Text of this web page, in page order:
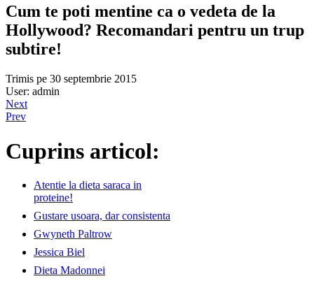
Cum te poti mentine ca o vedeta de la
Hollywood? Recomandari pentru un trup
subtire!
Trimis pe 30 septembrie 2015
User: admin
Next
Prev
Cuprins articol:
Atentie la dieta saraca in
proteine!
Gustare usoara, dar consistenta
Gwyneth Paltrow
Jessica Biel
Dieta Madonnei